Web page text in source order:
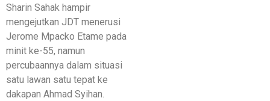
Sharin Sahak hampir
mengejutkan JDT menerusi
Jerome Mpacko Etame pada
minit ke-55, namun
percubaannya dalam situasi
satu lawan satu tepat ke
dakapan Ahmad Syihan.